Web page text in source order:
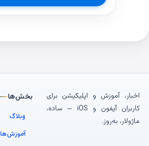
اخبار، آموزش و اپلیکیشن برای
کاربران آیفون و iOS — ساده،
ماژولار، به‌روز.
بخش‌ها
وبلاگ
آموزش‌ها